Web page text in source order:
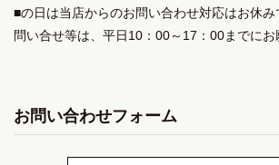
■の日は当店からのお問い合わせ対応はお休
問い合せ等は、平日10：00～17：00までにお
お問い合わせフォーム